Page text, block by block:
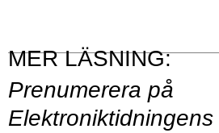
Prenumerera på
Elektroniktidningens